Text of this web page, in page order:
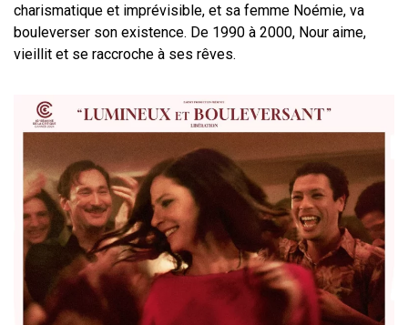
charismatique et imprévisible, et sa femme Noémie, va
bouleverser son existence. De 1990 à 2000, Nour aime,
vieillit et se raccroche à ses rêves.